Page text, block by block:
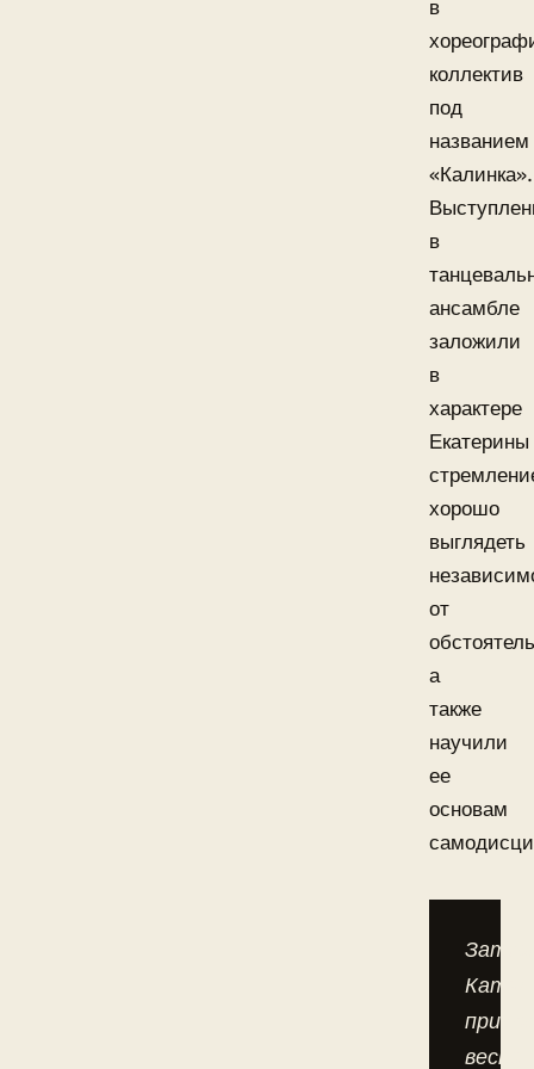
в
коллектив
под
названием
«Калинка».
в
ансамбле
заложили
в
характере
Екатерины
хорошо
выглядеть
от
а
также
научили
ее
основам
Затем
Катю
вести